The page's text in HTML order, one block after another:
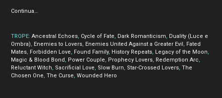
Continua…
TROPE: Ancestral Echoes Cycle of Fate Dark Romanticism
Duality (Luce e
Ombra)
Enemies to Lovers Enemies United Against a Greater Evil
Fated
Mates Forbidden Love Found Family, History Repeats Legacy of the Moon
Magic & Blood Bond
Power Couple Prophecy Lovers Redemption Arc
Reluctant Witch
Sacrificial Love Slow Burn Star-Crossed Lovers The
Chosen One The Curse Wounded Hero